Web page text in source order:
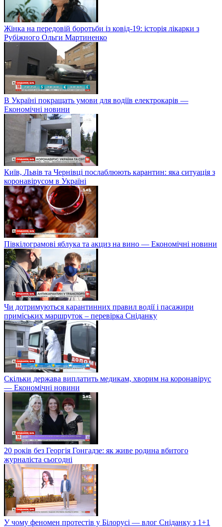
Жінка на передовій боротьби із ковід-19: історія лікарки з
Рубіжного Ольги Мартиненко
В Україні покращать умови для водіїв електрокарів —
Економічні новини
Київ, Львів та Чернівці послаблюють карантин: яка ситуація з
коронавірусом в Україні
Півкілограмові яблука та акциз на вино — Економічні новини
Чи дотримуються карантинних правил водії і пасажири
приміських маршруток – перевірка Сніданку
Скільки держава виплатить медикам, хворим на коронавірус
— Економічні новини
20 років без Георгія Гонгадзе: як живе родина вбитого
журналіста сьогодні
У чому феномен протестів у Білорусі — влог Сніданку з 1+1